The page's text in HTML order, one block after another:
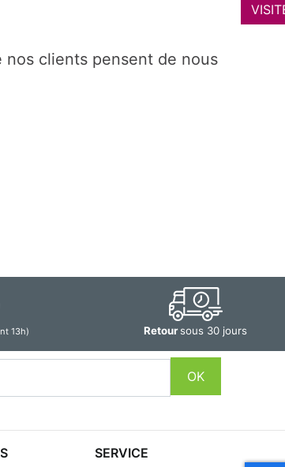
nos clients pensent de nous
13h) Retoursous 30 jours
OK
SERVICE